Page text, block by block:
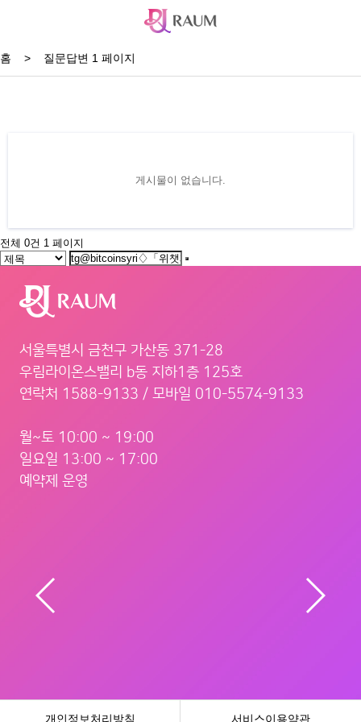
홈 > 질문답변 1 페이지
게시물이 없습니다.
전체 0건 1 페이지
서울특별시 금천구 가산동 371-28
우림라이온스밸리 b동 지하1층 125호
연락처 1588-9133 / 모바일 010-5574-9133
월~토 10:00 ~ 19:00
일요일 13:00 ~ 17:00
예약제 운영
개인정보처리방침 서비스이용약관